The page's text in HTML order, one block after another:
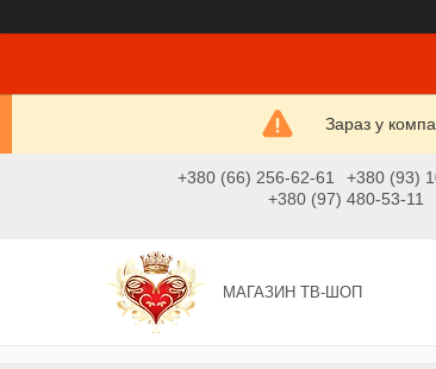
Зараз у
+380 (66) 256-62-61
+380 (93)
+380 (97) 480-53-11
МАГАЗИН ТВ-ШОП